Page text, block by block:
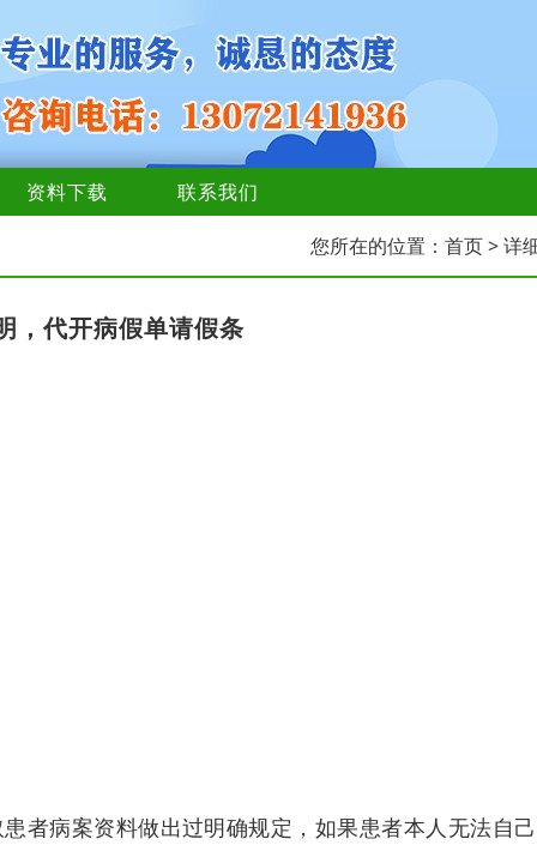
资料下载 联系我们
您所在的位置： 首页> 详
，代开病假单请假条
者病案资料做出过明确规定，如果患者本人无法自